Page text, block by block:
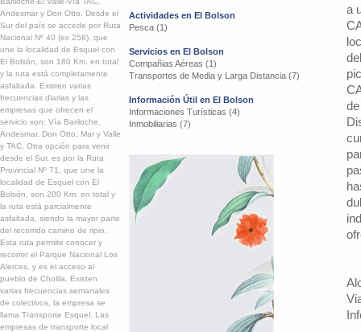
Andesmar y Don Otto. Desde el
Sur del país se accede por Ruta
Nacional Nº 40 (ex 258), que
une la localidad de Esquel con
El Bolsón, son 180 Km. en total
y la ruta está completamente
asfaltada. Existen varias
frecuencias diarias y las
empresas que ofrecen el
servicio son: Vía Bariloche,
Andesmar, Don Otto, Mar y Valle
y TAC. Otra opción para venir
desde el Sur, es por la Ruta
Provincial Nº 71, que une la
localidad de Esquel con El
Bolsón, son 200 Km. en total y
la ruta está parcialmente
asfaltada, siendo la mayor parte
del recorrido camino de ripio.
Esta ruta permite conocer y
recorrer el Parque Nacional Los
Alerces, y es el acceso al
pueblo de Cholila. Existen
varias frecuencias semanales
de colectivos, la empresa se
llama Transporte Esquel. Las
empresas de transporte local
Actividades en El Bolson
Pesca (1)
Servicios en El Bolson
Compañias Aéreas (1)
Transportes de Media y Larga Distancia (7)
Información Útil en El Bolson
Informaciones Turísticas (4)
Inmobiliarias (7)
a